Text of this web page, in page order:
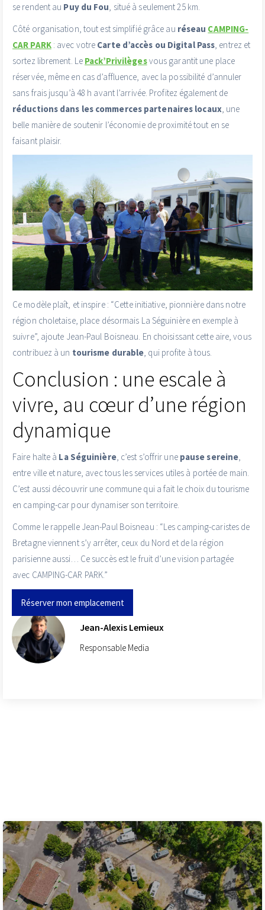
se rendent au Puy du Fou , situé à seulement 25 km.
Côté organisation, tout est simplifié grâce au réseau CAMPING-
CAR PARK: avec votre Carte d’accès ou Digital Pass , entrez et
sortez librement. Le Pack’Privilègesvous garantit une place
réservée, même en cas d’affluence, avec la possibilité d’annuler
sans frais jusqu’à 48 h avant l’arrivée. Profitez également de
réductions dans les commerces partenaires locaux , une
belle manière de soutenir l’économie de proximité tout en se
faisant plaisir.
Ce modèle plaît, et inspire : “Cette initiative, pionnière dans notre
région choletaise, place désormais La Séguinière en exemple à
suivre”, ajoute Jean-Paul Boisneau. En choisissant cette aire, vous
contribuez à un tourisme durable, qui profite à tous.
Conclusion : une escale à
vivre, au cœur d’une région
dynamique
Faire halte à La Séguinière, c’est s’offrir une pause sereine,
entre ville et nature, avec tous les services utiles à portée de main.
C’est aussi découvrir une commune qui a fait le choix du tourisme
en camping-car pour dynamiser son territoire.
Comme le rappelle Jean-Paul Boisneau : “Les camping-caristes de
Bretagne viennent s’y arrêter, ceux du Nord et de la région
parisienne aussi… Ce succès est le fruit d’une vision partagée
avec CAMPING-CAR PARK.”
Réserver mon emplacement
Jean-Alexis Lemieux
Responsable Media